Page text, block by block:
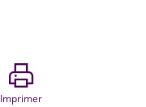
Imprimer